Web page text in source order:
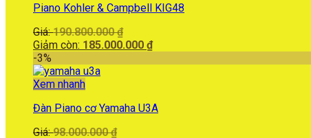
Piano Kohler & Campbell KIG48
Giá:190.800.000₫
gốc
Giảm còn: 185.000.000 ₫Giá
-3%
Xem nhanh
Đàn Piano cơ Yamaha U3A
Giá:98.000.000₫